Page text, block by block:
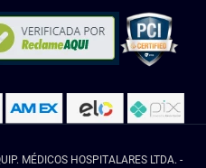
MÉDICOS HOSPITALARES LTDA. -